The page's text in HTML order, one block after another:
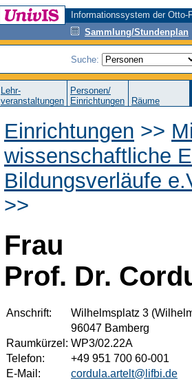
Informationssystem der
Sammlung/Stundenplan
Suche:
Lehr-
veranstaltungen
Personen/
Einrichtungen
Räume
Einrichtungen >>
wissenschaftliche
Bildungsverläufe
>>
Frau
Prof. Dr.
Anschrift:
Wilhelmsplatz 3
96047 Bamberg
Raumkürzel: WP3/02.22A
Telefon:
+49 951 700 60-001
E-Mail:
cordula.artelt@lifbi.de